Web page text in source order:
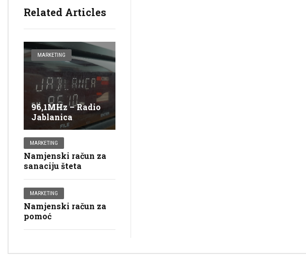
Related Articles
MARKETING
96,1MHz – Radio
Jablanica
MARKETING
Namjenski račun za
sanaciju šteta
MARKETING
Namjenski račun za
pomoć